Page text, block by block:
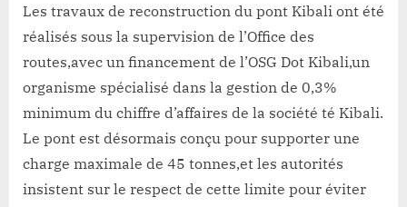
Les travaux de reconstruction du pont Kibali ont été
réalisés sous la supervision de l’Office des
routes,avec un financement de l’OSG Dot Kibali,un
organisme spécialisé dans la gestion de 0,3%
minimum du chiffre d’affaires de la société té Kibali.
Le pont est désormais conçu pour supporter une
charge maximale de 45 tonnes,et les autorités
insistent sur le respect de cette limite pour éviter